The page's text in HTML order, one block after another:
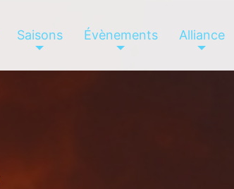
Saisons Évènements Alliance